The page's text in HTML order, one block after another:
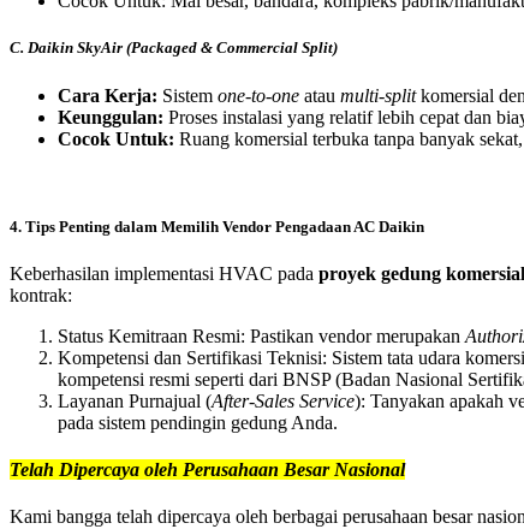
C. Daikin SkyAir (Packaged & Commercial Split)
Cara Kerja: Sistem one-to-one atau multi-splitkomersial
Keunggulan: Proses instalasi yang relatif lebih cepat dan
Cocok Untuk: Ruang komersial terbuka tanpa banyak
4. Tips Penting dalam Memilih Vendor Pengadaan AC Daikin
Keberhasilan implementasi HVAC pada proyek gedung komersial
kontrak:
Status Kemitraan Resmi: Pastikan vendor merupakan
Kompetensi dan Sertifikasi Teknisi: Sistem tata udara
kompetensi resmi seperti dari BNSP (Badan Nasional
Layanan Purnajual (After-Sales Service): Tanyakan apakah
pada sistem pendingin gedung Anda.
Telah Dipercaya oleh Perusahaan Besar Nasional
Kami bangga telah dipercaya oleh berbagai perusahaan besar